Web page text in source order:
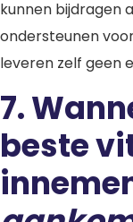
kunnen bijdragen
ondersteunen
leveren zelf geen
7.
beste